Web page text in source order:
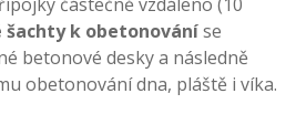
šachty k obetonováníse
betonové desky a následně
obetonování dna, pláště i víka.